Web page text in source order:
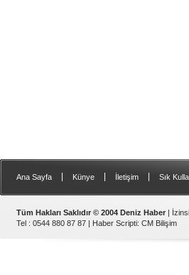
Ana Sayfa Künye İletişim Sık
Tüm Hakları Saklıdır © 2004 Deniz Haber |
Tel : 0544 880 87 87 | Haber Scripti: CM Bilişim